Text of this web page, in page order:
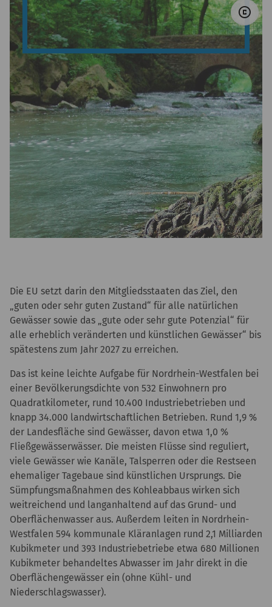
copyright ©
Die EU setzt darin den Mitgliedsstaaten das Ziel, den
„guten oder sehr guten Zustand“ für alle natürlichen
Gewässer sowie das „gute oder sehr gute Potenzial“ für
alle erheblich veränderten und künstlichen Gewässer“ bis
spätestens zum Jahr 2027 zu erreichen.
Das ist keine leichte Aufgabe für Nordrhein-Westfalen bei
einer Bevölkerungsdichte von 532 Einwohnern pro
Quadratkilometer, rund 10.400 Industriebetrieben und
knapp 34.000 landwirtschaftlichen Betrieben. Rund 1,9 %
der Landesfläche sind Gewässer, davon etwa 1,0 %
Fließgewässerwässer. Die meisten Flüsse sind reguliert,
viele Gewässer wie Kanäle, Talsperren oder die Restseen
ehemaliger Tagebaue sind künstlichen Ursprungs. Die
Sümpfungsmaßnahmen des Kohleabbaus wirken sich
weitreichend und langanhaltend auf das Grund- und
Oberflächenwasser aus. Außerdem leiten in Nordrhein-
Westfalen 594 kommunale Kläranlagen rund 2,1 Milliarden
Kubikmeter und 393 Industriebetriebe etwa 680 Millionen
Kubikmeter behandeltes Abwasser im Jahr direkt in die
Oberflächengewässer ein (ohne Kühl- und
Niederschlagswasser).